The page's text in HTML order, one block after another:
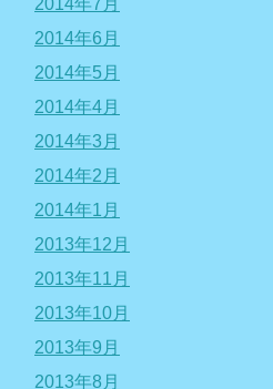
2014年7月
2014年6月
2014年5月
2014年4月
2014年3月
2014年2月
2014年1月
2013年12月
2013年11月
2013年10月
2013年9月
2013年8月